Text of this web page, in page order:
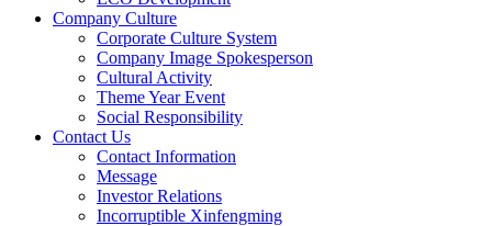
Company Culture
Corporate Culture System
Company Image Spokesperson
Cultural Activity
Theme Year Event
Social Responsibility
Contact Us
Contact Information
Message
Investor Relations
Incorruptible Xinfengming